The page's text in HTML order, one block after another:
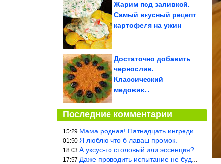
Жарим под заливкой.
Самый вкусный рецепт
картофеля на ужин
Достаточно добавить
чернослив.
Классический
медовик...
Последние комментарии
15:29 Мама родная! Пятнадцать ингредиентов на пирожок!!!
01:50 Я люблю что б лаваш промок.
18:03 А уксус-то столовый или эссенция?
17:57 Даже проводить испытание не буду — в воду и потом быстро в раска